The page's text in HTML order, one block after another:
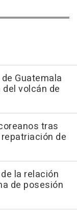
Guatemala
volcán de
tras
de
la relación
de posesión